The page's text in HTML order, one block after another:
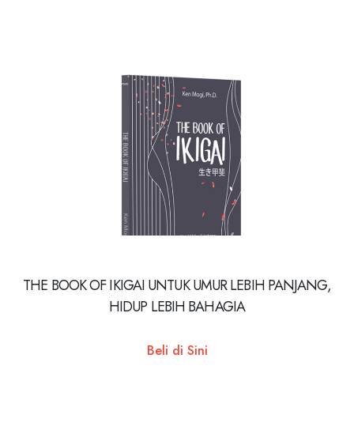
THE BOOK OF IKIGAI UNTUK UMUR LEBIH PANJANG,
HIDUP LEBIH BAHAGIA
Beli di Sini